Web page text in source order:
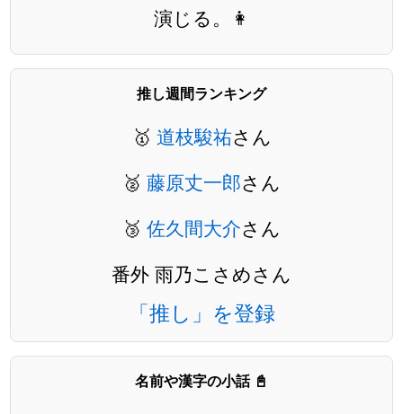
演じる。👩
推し週間ランキング
🥇 道枝駿祐さん
🥈 藤原丈一郎さん
🥉 佐久間大介さん
番外 雨乃こさめさん
「推し」を登録
名前や漢字の小話 📓